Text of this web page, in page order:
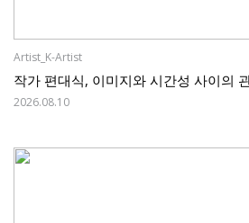
Artist_K-Artist
작가 편대식, 이미지와 시간성 사이의
2026.08.10